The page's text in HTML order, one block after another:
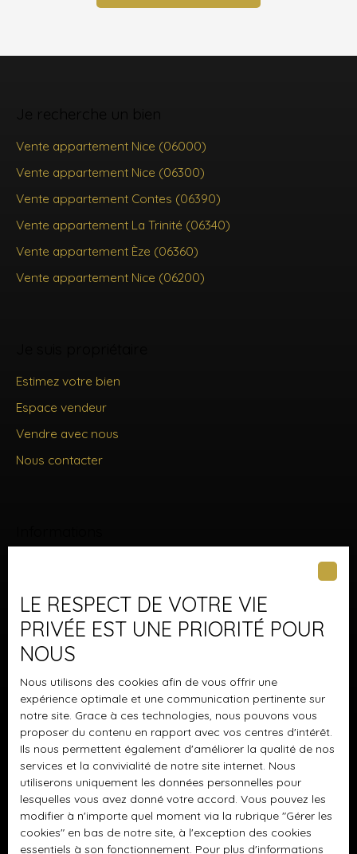
Je recherche un bien
Vente appartement Nice (06000)
Vente appartement Nice (06300)
Vente appartement Contes (06390)
Vente appartement La Trinité (06340)
Vente appartement Èze (06360)
Vente appartement Nice (06200)
Estimez votre bien
Espace vendeur
Vendre avec nous
Nous contacter
Politique de confidentialité
Plan du site
Propulsé par
+33 6 34 46 67 48
LE RESPECT DE VOTRE VIE
PRIVÉE EST UNE PRIORITÉ POUR
NOUS
Nous utilisons des cookies afin de vous offrir une
expérience optimale et une communication pertinente sur
notre site. Grace à ces technologies, nous pouvons vous
proposer du contenu en rapport avec vos centres d'intérêt.
Ils nous permettent également d'améliorer la qualité de nos
services et la convivialité de notre site internet. Nous
utiliserons uniquement les données personnelles pour
lesquelles vous avez donné votre accord. Vous pouvez les
modifier à n'importe quel moment via la rubrique ″Gérer les
cookies″ en bas de notre site, à l'exception des cookies
essentiels à son fonctionnement. Pour plus d'informations